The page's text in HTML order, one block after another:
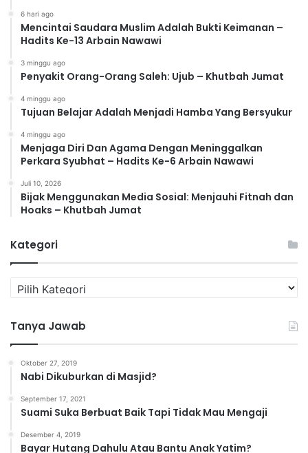
6 hari ago
Mencintai Saudara Muslim Adalah Bukti Keimanan –
Hadits Ke-13 Arbain Nawawi
3 minggu ago
Penyakit Orang-Orang Saleh: Ujub – Khutbah Jumat
4 minggu ago
Tujuan Belajar Adalah Menjadi Hamba Yang Bersyukur
4 minggu ago
Menjaga Diri Dan Agama Dengan Meninggalkan
Perkara Syubhat – Hadits Ke-6 Arbain Nawawi
Juli 10, 2026
Bijak Menggunakan Media Sosial: Menjauhi Fitnah dan
Hoaks – Khutbah Jumat
Kategori
Kategori
Tanya Jawab
Oktober 27, 2019
Nabi Dikuburkan di Masjid?
September 17, 2021
Suami Suka Berbuat Baik Tapi Tidak Mau Mengaji
Desember 4, 2019
Bayar Hutang Dahulu Atau Bantu Anak Yatim?